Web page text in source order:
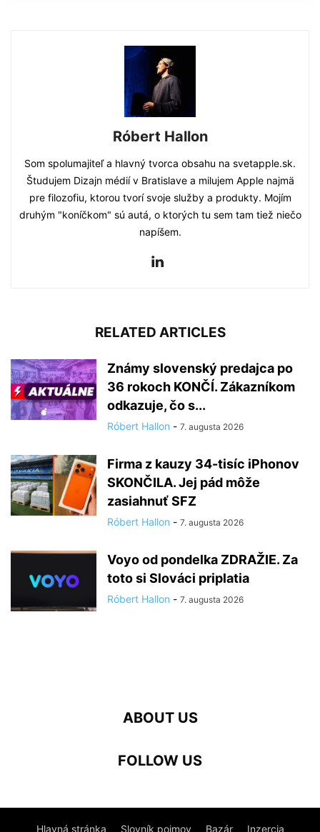
Róbert Hallon
Som spolumajiteľ a hlavný tvorca obsahu na svetapple.sk.
Študujem Dizajn médií v Bratislave a milujem Apple najmä
pre filozofiu, ktorou tvorí svoje služby a produkty. Mojím
druhým "koníčkom" sú autá, o ktorých tu sem tam tiež niečo
napíšem.
RELATED ARTICLES
Známy slovenský predajca po
36 rokoch KONČÍ. Zákazníkom
odkazuje, čo s...
Róbert Hallon - 7. augusta 2026
Firma z kauzy 34-tisíc iPhonov
SKONČILA. Jej pád môže
zasiahnuť SFZ
Róbert Hallon - 7. augusta 2026
Voyo od pondelka ZDRAŽIE. Za
toto si Slováci priplatia
Róbert Hallon - 7. augusta 2026
ABOUT US
FOLLOW US
Hlavná stránka Slovník pojmov Bazár Inzercia